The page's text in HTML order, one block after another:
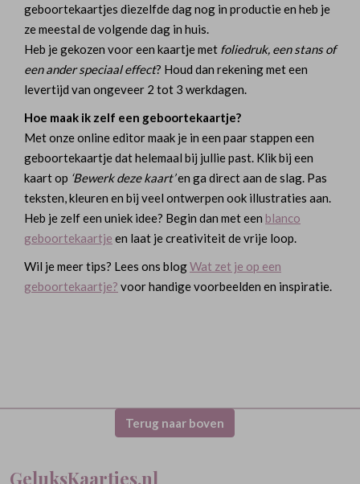
geboortekaartjes diezelfde dag nog in productie en heb je
ze meestal de volgende dag in huis.
Heb je gekozen voor een kaartje met foliedruk, een stans of
een ander speciaal effect? Houd dan rekening met een
levertijd van ongeveer 2 tot 3 werkdagen.
Hoe maak ik zelf een geboortekaartje?
Met onze online editor maak je in een paar stappen een
geboortekaartje dat helemaal bij jullie past. Klik bij een
kaart op ‘Bewerk deze kaart’en ga direct aan de slag. Pas
teksten, kleuren en bij veel ontwerpen ook illustraties aan.
Heb je zelf een uniek idee? Begin dan met een blanco
geboortekaartje en laat je creativiteit de vrije loop.
Wil je meer tips? Lees ons blogWat zet je op een
geboortekaartje? voor handige voorbeelden en inspiratie.
Terug naar boven
GeluksKaartjes.nl